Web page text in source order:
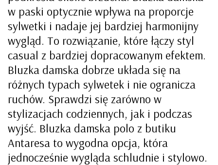
w paski optycznie wpływa na proporcje
sylwetki i nadaje jej bardziej harmonijny
wygląd. To rozwiązanie, które łączy styl
casual z bardziej dopracowanym efektem.
Bluzka damska dobrze układa się na
różnych typach sylwetek i nie ogranicza
ruchów. Sprawdzi się zarówno w
stylizacjach codziennych, jak i podczas
wyjść. Bluzka damska polo z butiku
Antaresa to wygodna opcja, która
jednocześnie wygląda schludnie i stylowo.